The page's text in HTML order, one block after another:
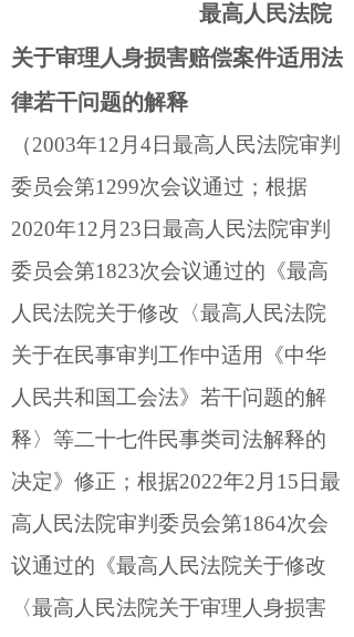
最高人民法院
关于审理人身损害赔偿案件适用法
律若干问题的解释
（2003年12月4日最高人民法院审判
委员会第1299次会议通过；根据
2020年12月23日最高人民法院审判
委员会第1823次会议通过的《最高
人民法院关于修改〈最高人民法院
关于在民事审判工作中适用《中华
人民共和国工会法》若干问题的解
释〉等二十七件民事类司法解释的
决定》修正；根据2022年2月15日最
高人民法院审判委员会第1864次会
议通过的《最高人民法院关于修改
〈最高人民法院关于审理人身损害